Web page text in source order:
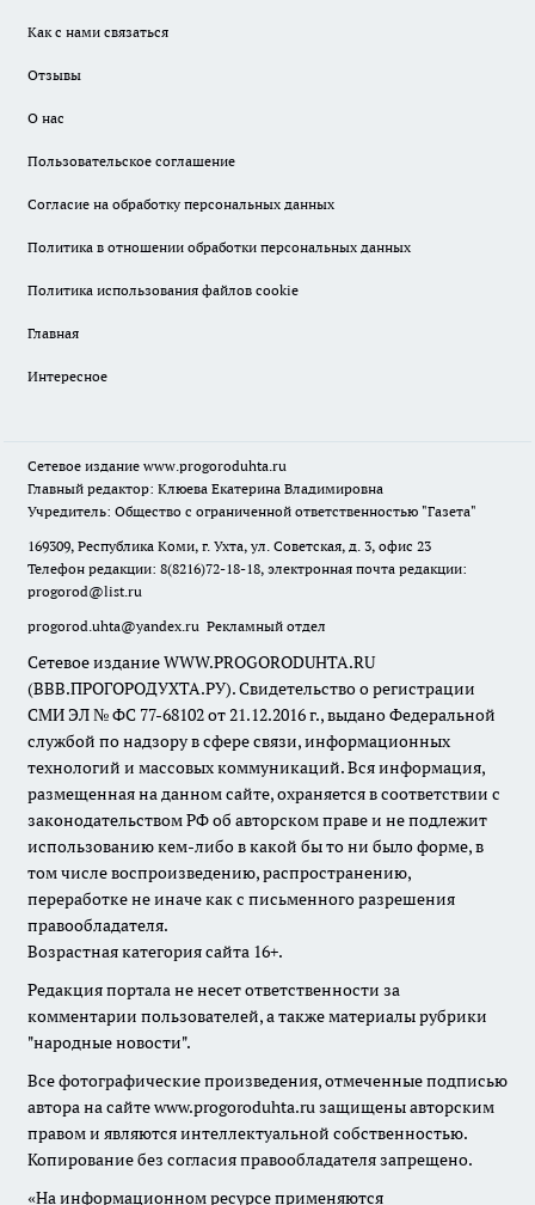
Как с нами связаться
Отзывы
О нас
Пользовательское соглашение
Согласие на обработку персональных данных
Политика в отношении обработки персональных данных
Политика использования файлов cookie
Главная
Интересное
Сетевое издание www.progoroduhta.ru
Главный редактор: Клюева Екатерина Владимировна
Учредитель: Общество с ограниченной ответственностью "Газета"
169309, Республика Коми, г. Ухта, ул. Советская, д. 3, офис 23
Телефон редакции: 8(8216)72-18-18, электронная почта редакции:
progorod@list.ru
progorod.uhta@yandex.ru Рекламный отдел
Сетевое издание WWW.PROGORODUHTA.RU
(ВВВ.ПРОГОРОДУХТА.РУ). Свидетельство о регистрации
СМИ ЭЛ № ФС 77-68102 от 21.12.2016 г., выдано Федеральной
службой по надзору в сфере связи, информационных
технологий и массовых коммуникаций. Вся информация,
размещенная на данном сайте, охраняется в соответствии с
законодательством РФ об авторском праве и не подлежит
использованию кем-либо в какой бы то ни было форме, в
том числе воспроизведению, распространению,
переработке не иначе как с письменного разрешения
правообладателя.
Возрастная категория сайта 16+.
Редакция портала не несет ответственности за
комментарии пользователей, а также материалы рубрики
"народные новости".
Все фотографические произведения, отмеченные подписью
автора на сайте www.progoroduhta.ru защищены авторским
правом и являются интеллектуальной собственностью.
Копирование без согласия правообладателя запрещено.
«На информационном ресурсе применяются